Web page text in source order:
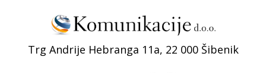
Trg Andrije Hebranga 11a, 22 000 Šibenik